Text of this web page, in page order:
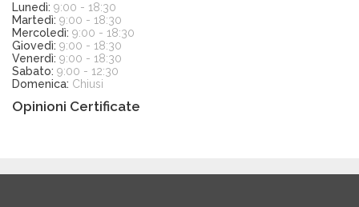
Lunedì: 9:00 - 18:30
Martedì: 9:00 - 18:30
Mercoledì: 9:00 - 18:30
Giovedì: 9:00 - 18:30
Venerdì: 9:00 - 18:30
Sabato: 9:00 - 12:30
Domenica: Chiusi
Opinioni Certificate